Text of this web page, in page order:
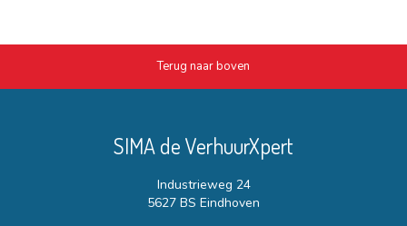
Terug naar boven
SIMA de VerhuurXpert
Industrieweg 24
5627 BS Eindhoven